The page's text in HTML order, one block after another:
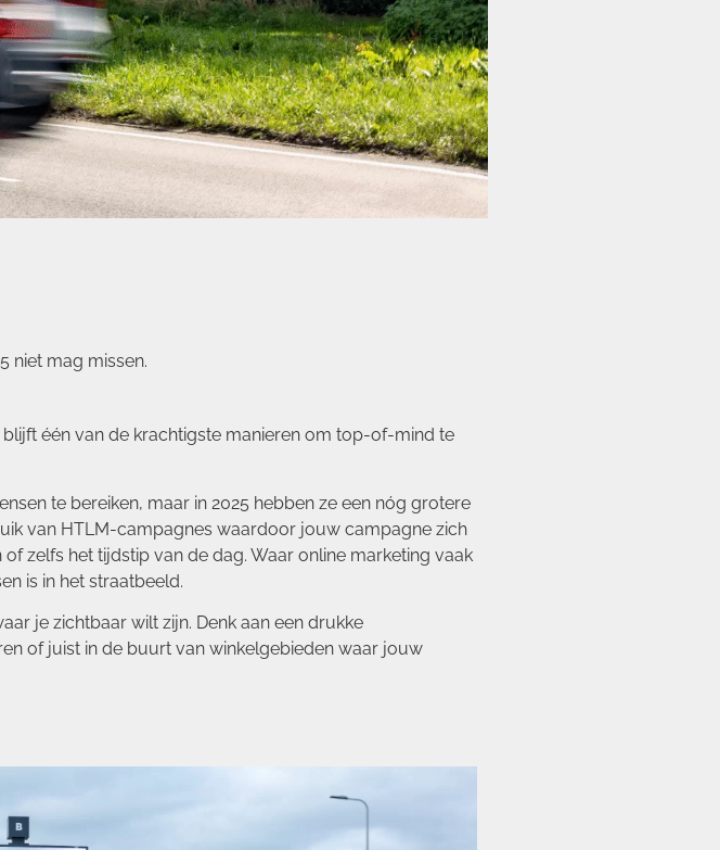
niet mag missen.
één van de krachtigste manieren om top-of-mind te
te bereiken, maar in 2025 hebben ze een nóg grotere
van HTLM-campagnes waardoor jouw campagne zich
zelfs het tijdstip van de dag. Waar online marketing vaak
is in het straatbeeld.
je zichtbaar wilt zijn. Denk aan een drukke
of juist in de buurt van winkelgebieden waar jouw